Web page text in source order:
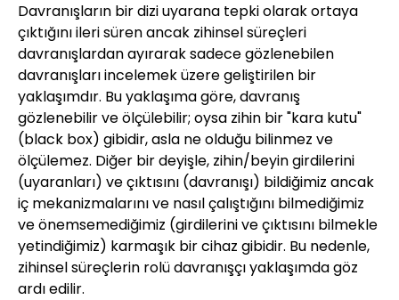
Davranışların bir dizi uyarana tepki olarak ortaya
çıktığını ileri süren ancak zihinsel süreçleri
davranışlardan ayırarak sadece gözlenebilen
davranışları incelemek üzere geliştirilen bir
yaklaşımdır. Bu yaklaşıma göre, davranış
gözlenebilir ve ölçülebilir; oysa zihin bir "kara kutu"
(black box) gibidir, asla ne olduğu bilinmez ve
ölçülemez. Diğer bir deyişle, zihin/beyin girdilerini
(uyaranları) ve çıktısını (davranışı) bildiğimiz ancak
iç mekanizmalarını ve nasıl çalıştığını bilmediğimiz
ve önemsemediğimiz (girdilerini ve çıktısını bilmekle
yetindiğimiz) karmaşık bir cihaz gibidir. Bu nedenle,
zihinsel süreçlerin rolü davranışçı yaklaşımda göz
ardı edilir.